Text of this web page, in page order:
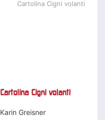
Cartolina Cigni volanti
Karin Greisner